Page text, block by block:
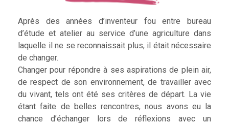
Après des années d’inventeur fou entre bureau
d’étude et atelier au service d’une agriculture dans
laquelle il ne se reconnaissait plus, il était nécessaire
de changer.
Changer pour répondre à ses aspirations de plein air,
de respect de son environnement, de travailler avec
du vivant, tels ont été ses critères de départ. La vie
étant faite de belles rencontres, nous avons eu la
chance d’échanger lors de réflexions avec un